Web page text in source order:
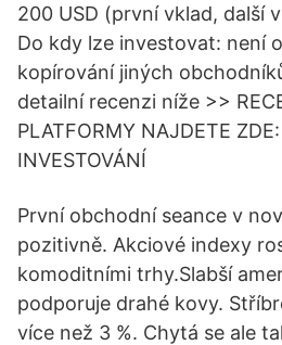
200 USD (první vklad, další
Do kdy lze investovat: není
kopírování jiných
detailní recenzi níže >>
PLATFORMY NAJDETE
INVESTOVÁNÍ
První obchodní seance v
pozitivně. Akciové indexy
komoditními trhy.Slabší
podporuje drahé kovy.
více než 3 %. Chytá se ale